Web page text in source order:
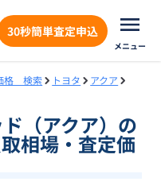
30秒簡単査定申込
メニュー
格 検索 トヨタ
アクア
（アクア）の
相場・査定価